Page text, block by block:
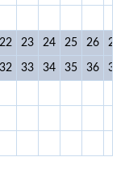
22 23 24 25 26 27
32 33 34 35 36 37